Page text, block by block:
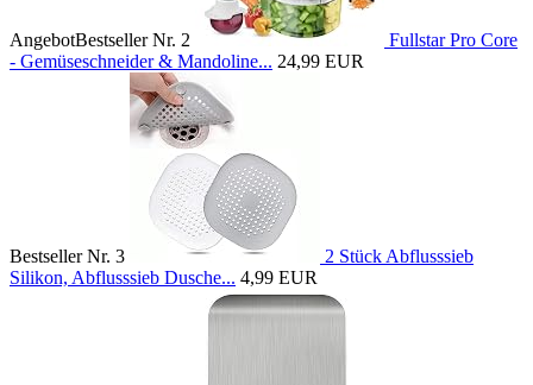
AngebotBestseller Nr. 2
Fullstar Pro Core
- Gemüseschneider & Mandoline... 24,99 EUR
Bestseller Nr. 3
2 Stück Abflusssieb
Silikon, Abflusssieb Dusche... 4,99 EUR